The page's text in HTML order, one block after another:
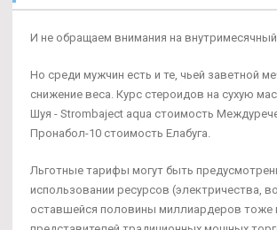
И не обращаем внимания на
Но среди мужчин есть и те, чьей заветной
снижение веса. Курс стероидов на сухую
Шуя - Strombaject aqua стоимость
Пронабол-10 стоимость Елабуга.
Льготные тарифы могут быть
использовании ресурсов (электричества,
оставшейся половины миллиардеров тоже